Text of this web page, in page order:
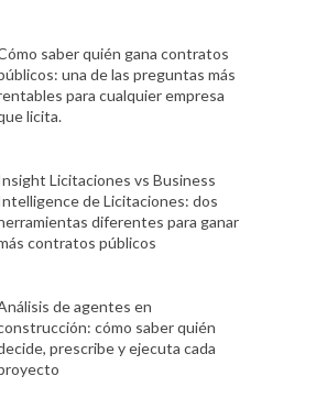
saber quién gana contratos
una de las preguntas más
para cualquier empresa
licita.
Licitaciones vs Business
de Licitaciones: dos
diferentes para ganar
contratos públicos
de agentes en
cómo saber quién
prescribe y ejecuta cada